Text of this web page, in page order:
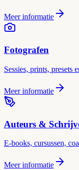
Meer informatie
Fotografen
Sessies, prints, presets
Meer informatie
Auteurs &
E-books, cursussen,
Meer informatie